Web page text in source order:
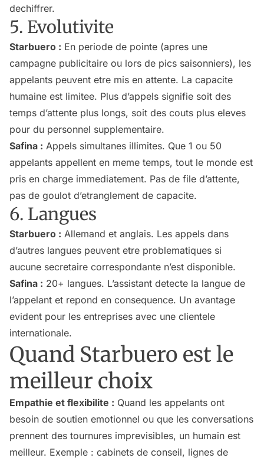
dechiffrer.
5. Evolutivite
Starbuero : En periode de pointe (apres une
campagne publicitaire ou lors de pics saisonniers), les
appelants peuvent etre mis en attente. La capacite
humaine est limitee. Plus d’appels signifie soit des
temps d’attente plus longs, soit des couts plus eleves
pour du personnel supplementaire.
Safina : Appels simultanes illimites. Que 1 ou 50
appelants appellent en meme temps, tout le monde est
pris en charge immediatement. Pas de file d’attente,
pas de goulot d’etranglement de capacite.
6. Langues
Starbuero : Allemand et anglais. Les appels dans
d’autres langues peuvent etre problematiques si
aucune secretaire correspondante n’est disponible.
Safina : 20+ langues. L’assistant detecte la langue de
l’appelant et repond en consequence. Un avantage
evident pour les entreprises avec une clientele
internationale.
Quand Starbuero est le
meilleur choix
Empathie et flexibilite : Quand les appelants ont
besoin de soutien emotionnel ou que les conversations
prennent des tournures imprevisibles, un humain est
meilleur. Exemple : cabinets de conseil, lignes de